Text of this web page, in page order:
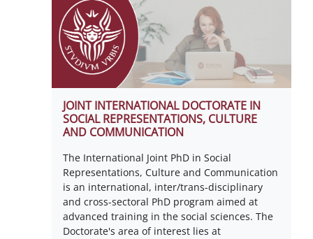
JOINT INTERNATIONAL DOCTORATE IN
SOCIAL REPRESENTATIONS, CULTURE
AND COMMUNICATION
The International Joint PhD in Social
Representations, Culture and Communication
is an international, inter/trans-disciplinary
and cross-sectoral PhD program aimed at
advanced training in the social sciences. The
Doctorate's area of interest lies at